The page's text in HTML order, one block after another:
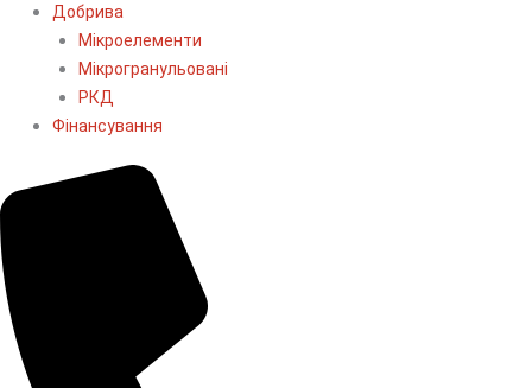
Добрива
Мікроелементи
Мікрогранульовані
РКД
Фінансування